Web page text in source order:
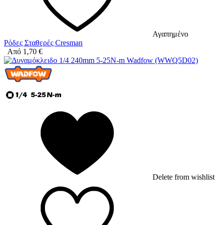
Αγαπημένο
Ρόδες Σταθερές Cresman
Από 1,70 €
Delete from wishlist